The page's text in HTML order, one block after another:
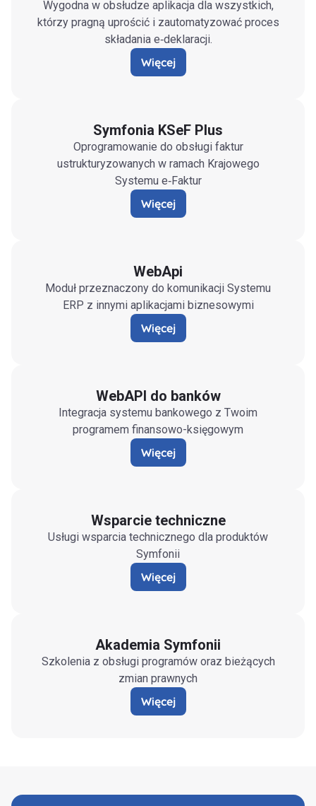
Wygodna w obsłudze aplikacja dla wszystkich,
którzy pragną uprościć i zautomatyzować proces
składania e‑deklaracji.
Więcej
Symfonia KSeF Plus
Oprogramowanie do obsługi faktur
ustrukturyzowanych w ramach Krajowego
Systemu e‑Faktur
Więcej
WebApi
Moduł przeznaczony do komunikacji Systemu
ERP z innymi aplikacjami biznesowymi
Więcej
WebAPI do banków
Integracja systemu bankowego z Twoim
programem finansowo-księgowym
Więcej
Wsparcie techniczne
Usługi wsparcia technicznego dla produktów
Symfonii
Więcej
Akademia Symfonii
Szkolenia z obsługi programów oraz bieżących
zmian prawnych
Więcej